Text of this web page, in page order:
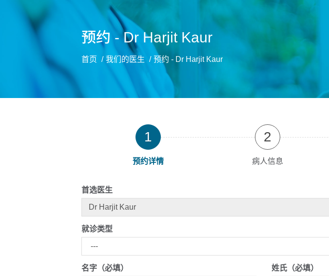
预约 - Dr Harjit Kaur
首页 我们的医生 预约 - Dr Harjit Kaur
1
预约详情
2
病人信息
首选医生
就诊类型
名字（必填） 姓氏（必填）